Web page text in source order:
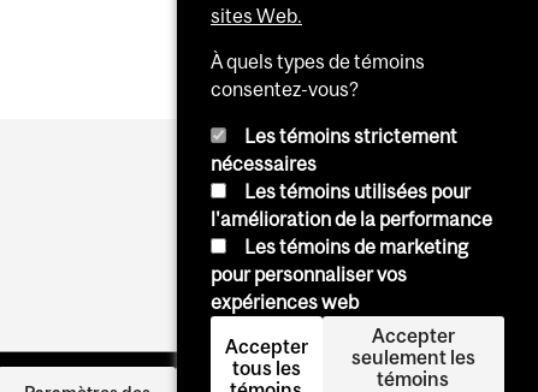
sites Web.
À quels types de témoins
consentez-vous?
Les témoins strictement
nécessaires
Les témoins utilisées pour
l'amélioration de la performance
Les témoins de marketing
pour personnaliser vos
expériences web
Accepter
tous les
Accepter
seulement les
témoins